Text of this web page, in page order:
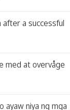
a successful
med at overvåge
ayaw niya ng mga